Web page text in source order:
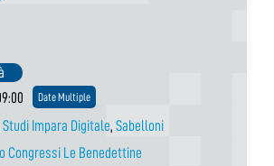
Date Multiple
Impara Digitale, Sabelloni
Congressi Le Benedettine